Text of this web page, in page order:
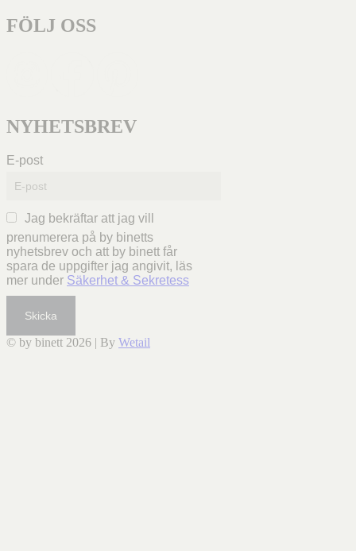
FÖLJ OSS
NYHETSBREV
E-post
Jag bekräftar att jag vill
prenumerera på by binetts
nyhetsbrev och att by binett får
spara de uppgifter jag angivit, läs
mer under Säkerhet & Sekretess
Skicka
© by binett 2026 | By Wetail